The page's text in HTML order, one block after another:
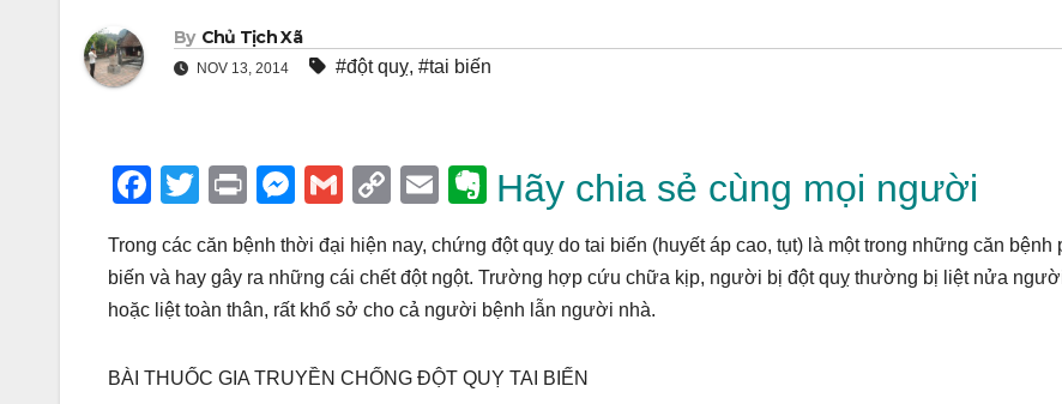
By Chủ Tịch Xã
NOV 13, 2014 #đột quỵ, #tai biến
F
c
e
o
T
tt
er
Pr
t
M
ss
e
g
G
ail
C
p
y
n
E
ail
E
er
n
e
Hãy chia sẻ cùng mọi người
Trong các căn bệnh thời đại hiện nay, chứng đột quỵ do tai biến (huyết áp cao, tụt) là một trong những căn bệnh
biến và hay gây ra những cái chết đột ngột. Trường hợp cứu chữa kịp, người bị đột quỵ thường bị liệt nửa
hoặc liệt toàn thân, rất khổ sở cho cả người bệnh lẫn người nhà.
BÀI THUỐC GIA TRUYỀN CHỐNG ĐỘT QUỴ TAI BIẾN